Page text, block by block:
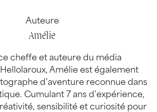
Auteure
Amélie
cheffe et auteure du média
Amélie est également
d’aventure reconnue dans
Cumulant 7 ans d’expérience,
sensibilité et curiosité pour